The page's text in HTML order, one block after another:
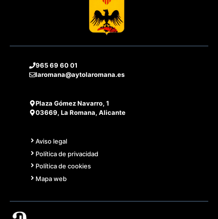
965 69 60 01
laromana@aytolaromana.es
Plaza Gómez Navarro, 1
03669, La Romana, Alicante
Aviso legal
Política de privacidad
Política de cookies
Mapa web